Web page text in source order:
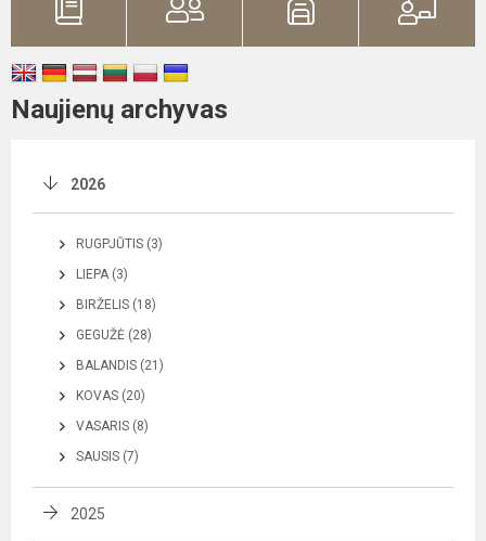
Naujienų archyvas
2026
RUGPJŪTIS (3)
LIEPA (3)
BIRŽELIS (18)
GEGUŽĖ (28)
BALANDIS (21)
KOVAS (20)
VASARIS (8)
SAUSIS (7)
2025